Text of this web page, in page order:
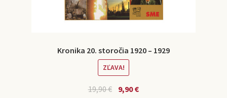
Kronika 20. storočia 1920 – 1929
ZĽAVA!
19,90€ 9,90€